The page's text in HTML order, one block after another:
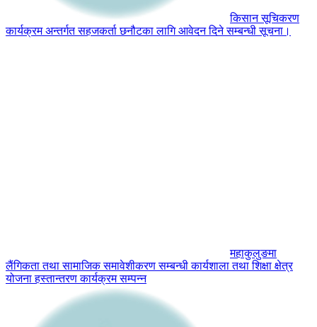
किसान सूचिकरण
कार्यक्रम अन्तर्गत सहजकर्ता छनौटका लागि आवेदन दिने सम्बन्धी सूचना।
महाकुलुङमा
लैंगिकता तथा सामाजिक समावेशीकरण सम्बन्धी कार्यशाला तथा शिक्षा क्षेत्र
योजना हस्तान्तरण कार्यक्रम सम्पन्न